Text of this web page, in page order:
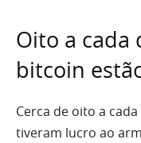
Oito a cada
bitcoin
Cerca de oito a
tiveram lucro ao